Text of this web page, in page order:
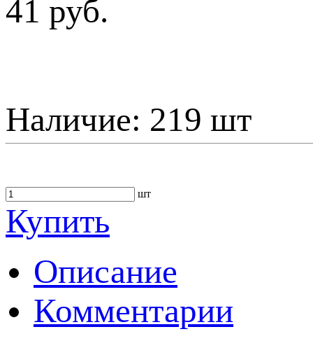
41 руб.
Наличие: 219 шт
шт
Купить
Описание
Комментарии